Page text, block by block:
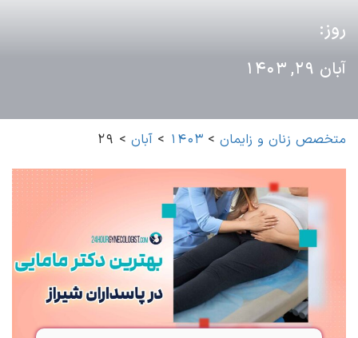
روز:
آبان 29, 1403
متخصص زنان و زایمان >
1403
> آبان >
29